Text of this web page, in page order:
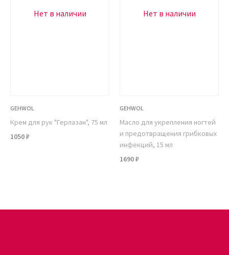
Нет в наличии
GEHWOL
Крем для рук "Герлазан", 75 мл
1050 ₽
Нет в наличии
GEHWOL
Масло для укрепления ногтей
и предотвращения грибковых
инфекций, 15 мл
1690 ₽